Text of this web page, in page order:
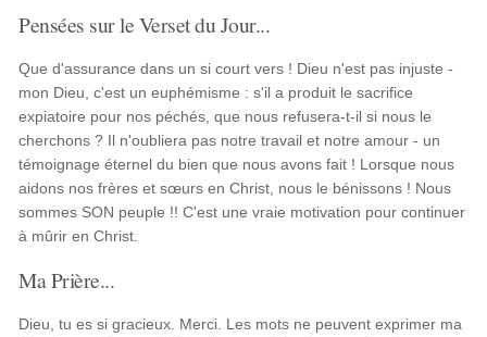
Pensées sur le Verset du Jour...
Que d'assurance dans un si court vers ! Dieu n'est pas injuste -
mon Dieu, c'est un euphémisme : s'il a produit le sacrifice
expiatoire pour nos péchés, que nous refusera-t-il si nous le
cherchons ? Il n'oubliera pas notre travail et notre amour - un
témoignage éternel du bien que nous avons fait ! Lorsque nous
aidons nos frères et sœurs en Christ, nous le bénissons ! Nous
sommes SON peuple !! C'est une vraie motivation pour continuer
à mûrir en Christ.
Ma Prière...
Dieu, tu es si gracieux. Merci. Les mots ne peuvent exprimer ma